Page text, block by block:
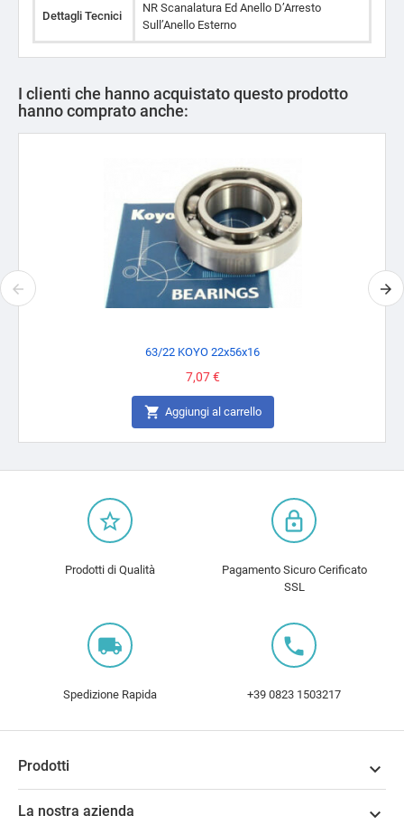
Dettagli Tecnici
NR Scanalatura Ed Anello D’Arresto
Sull’Anello Esterno
I clienti che hanno acquistato questo prodotto
hanno comprato anche:
63/22 KOYO 22x56x16
Prezzo
7,07 €
 Aggiungi al carrello
star_border
Prodotti di Qualità
lock_outline
Pagamento Sicuro Cerificato
SSL
local_shipping
Spedizione Rapida
local_phone
+39 0823 1503217
Prodotti 
La nostra azienda 